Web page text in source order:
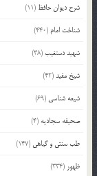
شرح دیوان حافظ (11)
شناخت امام (440)
شهید دستغیب(38)
شیخ مفید(42)
شیعه شناسی (69)
صحیفه سجادیه (4)
طب سنتی و گیاهی (147)
ظهور (334)